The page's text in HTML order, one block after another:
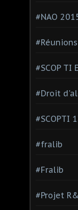
#NAO
#Réunions
#SCOP TI
#Droit
#SCOPTI
#fralib
#Fralib
#Projet